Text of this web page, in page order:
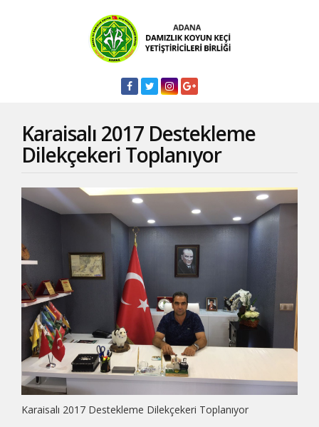
Karaisalı 2017 Destekleme
Dilekçekeri Toplanıyor
Karaisalı 2017 Destekleme Dilekçekeri Toplanıyor